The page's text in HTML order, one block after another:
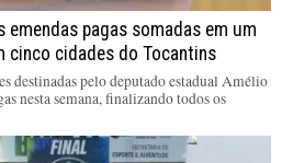
pagas somadas em um
cinco cidades do Tocantins
destinadas pelo deputado estadual Amélio
nesta semana, finalizando todos os